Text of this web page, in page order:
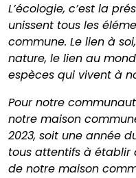
L’écologie, c’est la
unissent tous les
commune. Le lien à
nature, le lien au
espèces qui vivent à
Pour notre
notre maison
2023, soit une année
tous attentifs à établir
de notre maison